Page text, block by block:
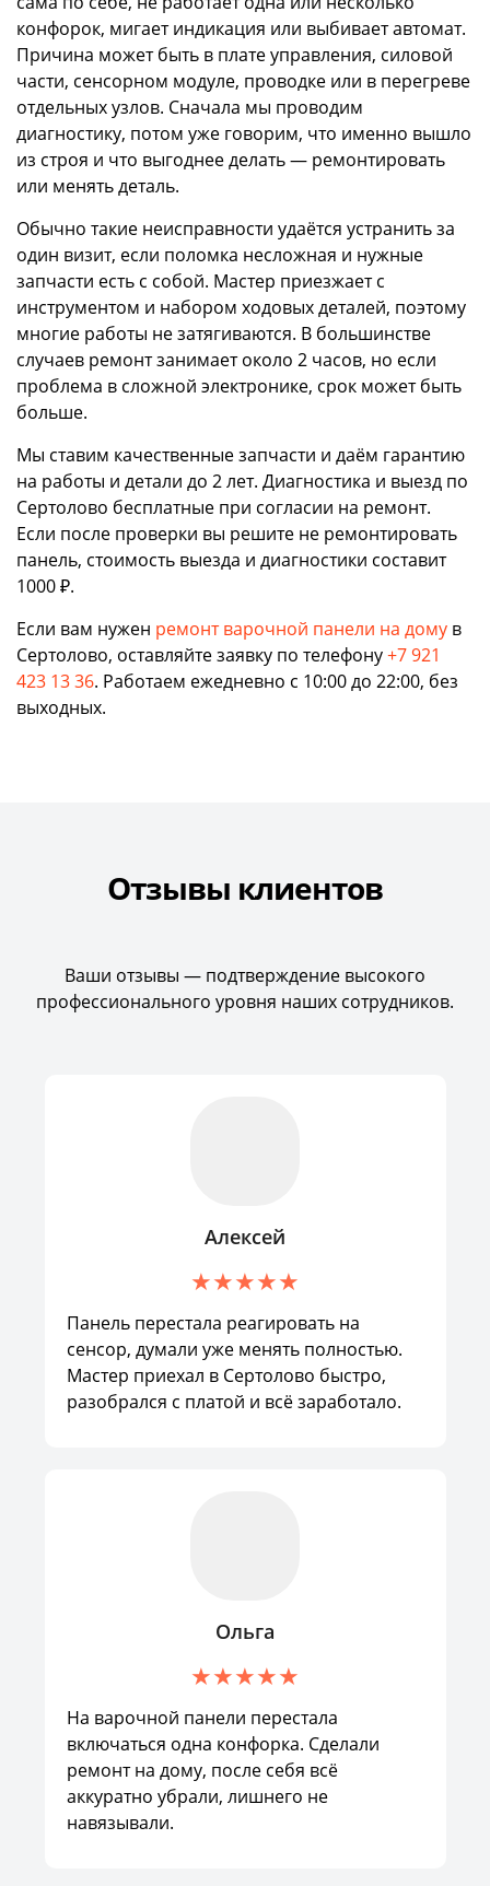
конфорок, мигает индикация или выбивает автомат.
Причина может быть в плате управления, силовой
части, сенсорном модуле, проводке или в перегреве
отдельных узлов. Сначала мы проводим
диагностику, потом уже говорим, что именно вышло
из строя и что выгоднее делать — ремонтировать
или менять деталь.
Обычно такие неисправности удаётся устранить за
один визит, если поломка несложная и нужные
запчасти есть с собой. Мастер приезжает с
инструментом и набором ходовых деталей, поэтому
многие работы не затягиваются. В большинстве
случаев ремонт занимает около 2 часов, но если
проблема в сложной электронике, срок может быть
больше.
Мы ставим качественные запчасти и даём гарантию
на работы и детали до 2 лет. Диагностика и выезд по
Сертолово бесплатные при согласии на ремонт.
Если после проверки вы решите не ремонтировать
панель, стоимость выезда и диагностики составит
1000 ₽.
Если вам нужен ремонт варочной панели на дому в
Сертолово, оставляйте заявку по телефону+7 921
423 13 36. Работаем ежедневно с 10:00 до 22:00, без
выходных.
Отзывы клиентов
Ваши отзывы — подтверждение высокого
профессионального уровня наших сотрудников.
Алексей
Панель перестала реагировать на
сенсор, думали уже менять полностью.
Мастер приехал в Сертолово быстро,
разобрался с платой и всё заработало.
Ольга
На варочной панели перестала
включаться одна конфорка. Сделали
ремонт на дому, после себя всё
аккуратно убрали, лишнего не
навязывали.